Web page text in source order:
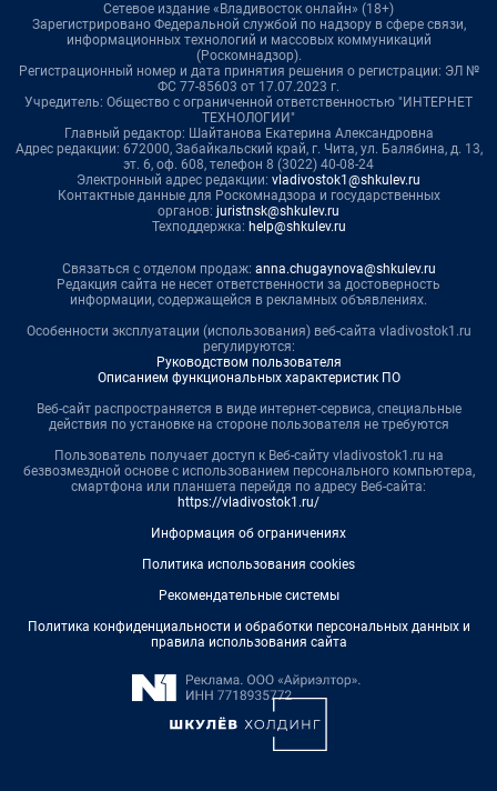
Сетевое издание «Владивосток онлайн» (18+)
Зарегистрировано Федеральной службой по надзору в сфере связи,
информационных технологий и массовых коммуникаций
(Роскомнадзор).
Регистрационный номер и дата принятия решения о регистрации: ЭЛ №
ФС 77-85603 от 17.07.2023 г.
Учредитель: Общество с ограниченной ответственностью "ИНТЕРНЕТ
ТЕХНОЛОГИИ"
Главный редактор: Шайтанова Екатерина Александровна
Адрес редакции: 672000, Забайкальский край, г. Чита, ул. Балябина, д. 13,
эт. 6, оф. 608, телефон 8 (3022) 40-08-24
Электронный адрес редакции: vladivostok1@shkulev.ru
Контактные данные для Роскомнадзора и государственных
органов: juristnsk@shkulev.ru
Техподдержка: help@shkulev.ru
Связаться с отделом продаж: anna.chugaynova@shkulev.ru
Редакция сайта не несет ответственности за достоверность
информации, содержащейся в рекламных объявлениях.
Особенности эксплуатации (использования) веб-сайта vladivostok1.ru
регулируются:
Руководством пользователя
Описанием функциональных характеристик ПО
Веб-сайт распространяется в виде интернет-сервиса, специальные
действия по установке на стороне пользователя не требуются
Пользователь получает доступ к Веб-сайту vladivostok1.ru на
безвозмездной основе с использованием персонального компьютера,
смартфона или планшета перейдя по адресу Веб-сайта:
https://vladivostok1.ru/
Информация об ограничениях
Политика использования cookies
Рекомендательные системы
Политика конфиденциальности и обработки персональных данных и
правила использования сайта